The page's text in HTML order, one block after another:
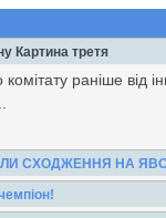
Картина третя
комітату раніше від
СХОДЖЕННЯ НА
з Ужгорода,